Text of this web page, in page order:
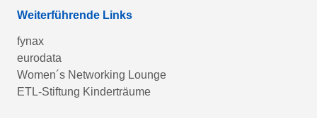
Weiterführende Links
fynax
eurodata
Women´s Networking Lounge
ETL-Stiftung Kinderträume